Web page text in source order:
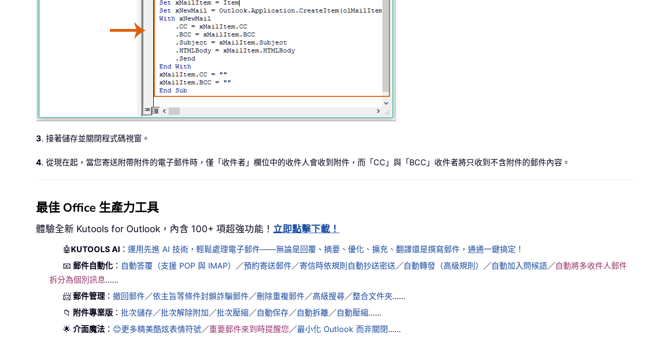
3. 接著儲存並關閉程式碼視窗。
4. 從現在起，當您寄送附帶附件的電子郵件時，僅「收件者」欄位中的收件人會收到附件，而「CC」與「BCC」收件者將只收到不含附件的郵件內容。
最佳 Office 生產力工具
體驗全新 Kutools for Outlook，內含 100+ 項超強功能！ 立即點擊下載！
🤖 KUTOOLS AI ：運用先進 AI 技術，輕鬆處理電子郵件——無論是回覆、摘要、優化、擴充、翻譯還是撰寫郵件，通通一鍵搞定！
📧 郵件自動化 ： 自動答覆（支援 POP 與 IMAP） ／預約寄送郵件／寄信時依規則自動抄送密送／自動轉發（高級規則） ／自動加入問候語／自動將多收件人郵件
拆分為個別訊息……
📨 郵件管理 ：撤回郵件／依主旨等條件封鎖詐騙郵件／刪除重複郵件／高級搜尋／整合文件夾……
📁 附件專業版 ：批次儲存／批次解除附加／批次壓縮／自動保存／自動拆離／自動壓縮……
🌟 介面魔法 ： 😊更多精美酷炫表情符號／重要郵件來到時提醒您／最小化 Outlook 而非關閉……